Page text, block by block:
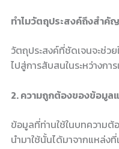
ทำไมวัตถุประสงค์ถึงสำคั
วัตถุประสงค์ที่ชัดเจนจะช่ว
ไปสู่การสับสนในระหว่างกา
2. ความถูกต้องของข้อมูล
ข้อมูลที่ท่านใช้ในบทความต้
นำมาใช้นั้นได้มาจากแหล่ง